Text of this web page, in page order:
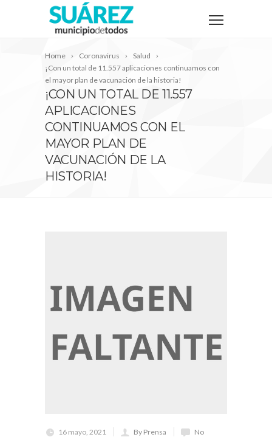
Home Coronavirus
Salud
¡Con un total de 11.557 aplicaciones continuamos con
el mayor plan de vacunación de la historia!
¡CON UN TOTAL DE 11.557
APLICACIONES
CONTINUAMOS CON EL
MAYOR PLAN DE
VACUNACIÓN DE LA
HISTORIA!
16 mayo, 2021 By Prensa
No